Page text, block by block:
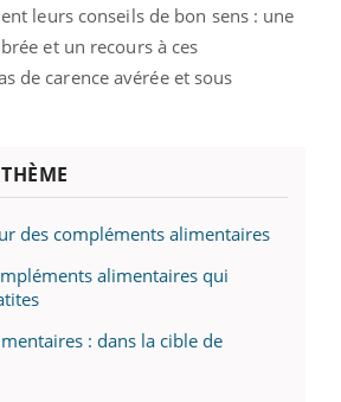
leurs conseils de bon sens : une
et un recours à ces
de carence avérée et sous
des compléments alimentaires
alimentaires qui
: dans la cible de